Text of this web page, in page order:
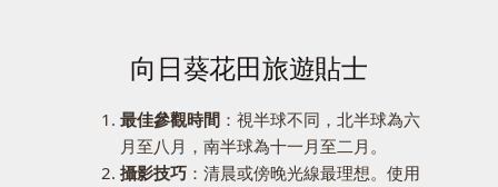
向日葵花田旅遊貼士
最佳參觀時間 ：視半球不同，北半球為六
月至八月，南半球為十一月至二月。
攝影技巧 ：清晨或傍晚光線最理想。使用